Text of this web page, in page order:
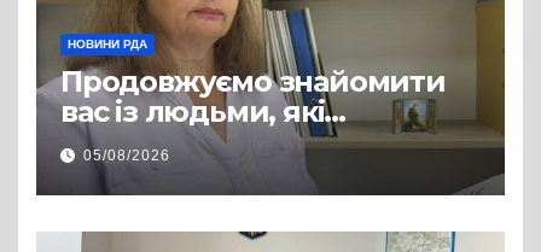
НОВИНИ РДА
Продовжуємо знайомити
вас із людьми, які
допомагають нашим
захисникам і захисницям
повертатися до цивільного
життя
05/08/2026